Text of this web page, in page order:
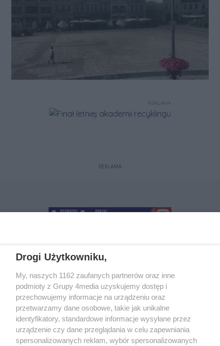
REKLAMA
REKLAMA
+48 52 5812666
O nas Reklama Regulamin
Kontakt
Wydarzenia
Ogłoszenia Katalog firm
Drogi Użytkowniku,
My, naszych 1162 zaufanych partnerów oraz inne
podmioty z Grupy 4media uzyskujemy dostęp i
przechowujemy informacje na urządzeniu oraz
przetwarzamy dane osobowe, takie jak unikalne
identyfikatory, standardowe informacje wysyłane przez
urządzenie czy dane przeglądania w celu zapewniania
spersonalizowanych reklam, wybór spersonalizowanych